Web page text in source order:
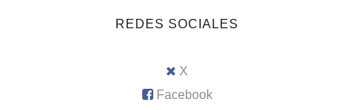
REDES SOCIALES
X
Facebook